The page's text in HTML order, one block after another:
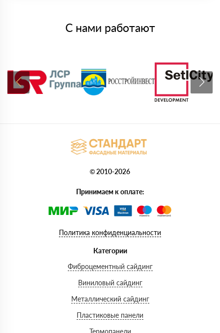
С нами работают
© 2010-2026
Принимаем к оплате:
Политика конфиденциальности
Категории
Фиброцементный сайдинг
Виниловый сайдинг
Металлический сайдинг
Пластиковые панели